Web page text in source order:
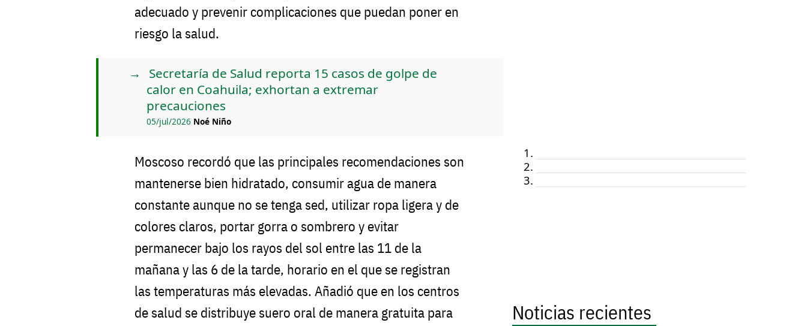
adecuado y prevenir complicaciones que puedan poner en
riesgo la salud.
Secretaría de Salud reporta 15 casos de golpe de
calor en Coahuila; exhortan a extremar
precauciones
05/jul/2026 Noé Niño
Moscoso recordó que las principales recomendaciones son
mantenerse bien hidratado, consumir agua de manera
constante aunque no se tenga sed, utilizar ropa ligera y de
colores claros, portar gorra o sombrero y evitar
permanecer bajo los rayos del sol entre las 11 de la
mañana y las 6 de la tarde, horario en el que se registran
las temperaturas más elevadas. Añadió que en los centros
de salud se distribuye suero oral de manera gratuita para
Noticias recientes